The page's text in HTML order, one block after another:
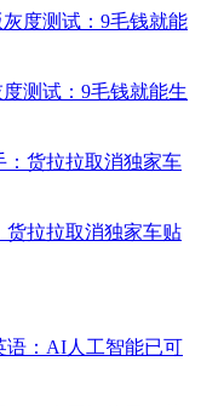
测试：9毛钱就能生
货拉拉取消独家车贴